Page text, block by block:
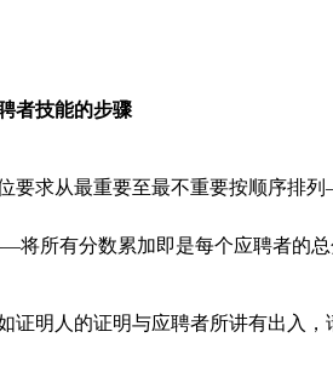
者技能的步骤
要求从最重要至最不重要按顺序排
将所有分数累加即是每个应聘者的
证明人的证明与应聘者所讲有出入，